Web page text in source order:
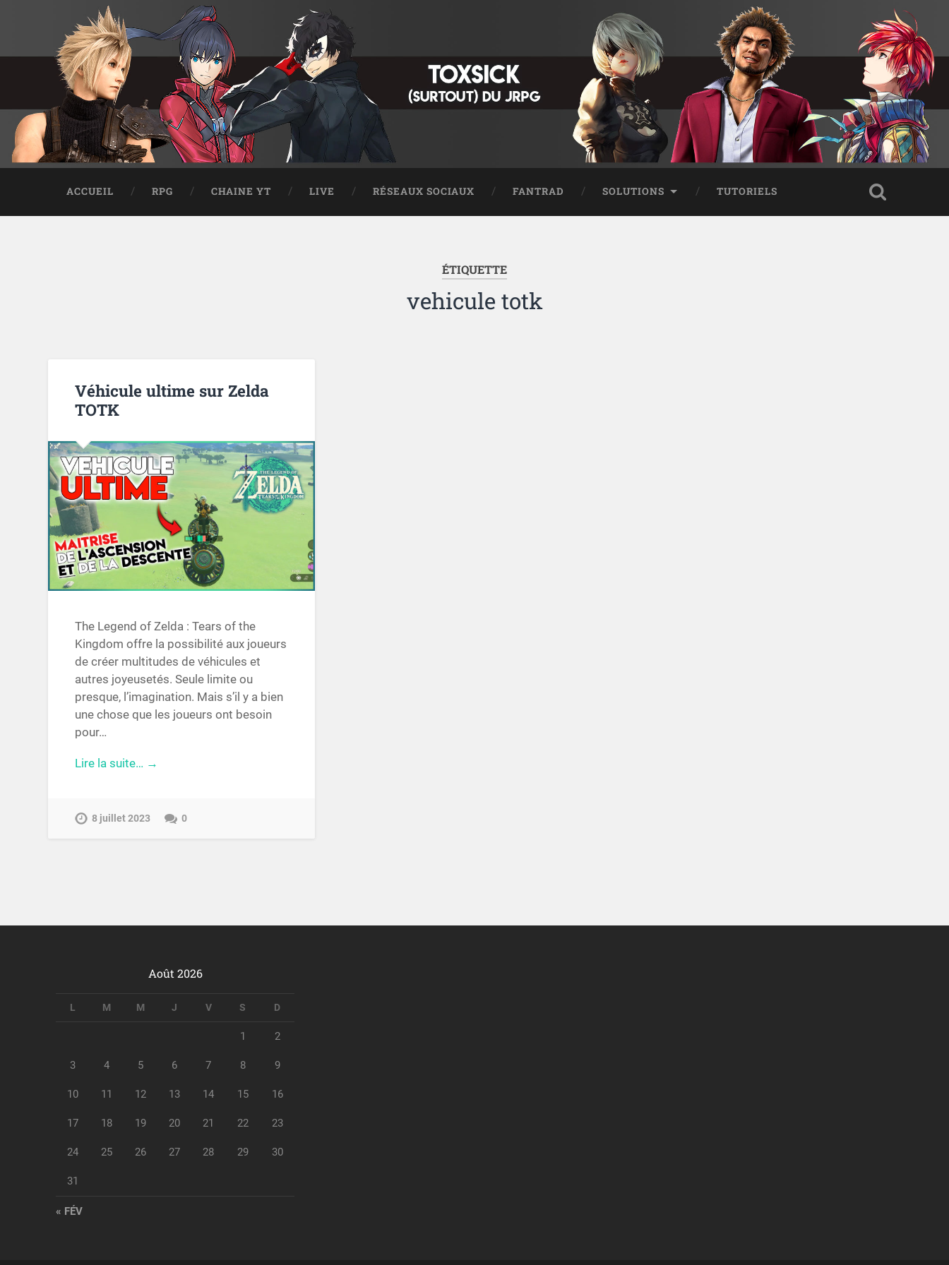
ACCUEIL RPG CHAINE YT LIVE RÉSEAUX SOCIAUX FANTRAD SOLUTIONS TUTORIELS
ÉTIQUETTE
vehicule totk
Véhicule ultime sur Zelda
TOTK
The Legend of Zelda : Tears of the
Kingdom offre la possibilité aux joueurs
de créer multitudes de véhicules et
autres joyeusetés. Seule limite ou
presque, l’imagination. Mais s’il y a bien
une chose que les joueurs ont besoin
pour…
Lire la suite… →
8 juillet 2023 0
Août 2026
L M M J V S D
1 2
3 4 5 6 7 8 9
10 11 12 13 14 15 16
17 18 19 20 21 22 23
24 25 26 27 28 29 30
31
« FÉV